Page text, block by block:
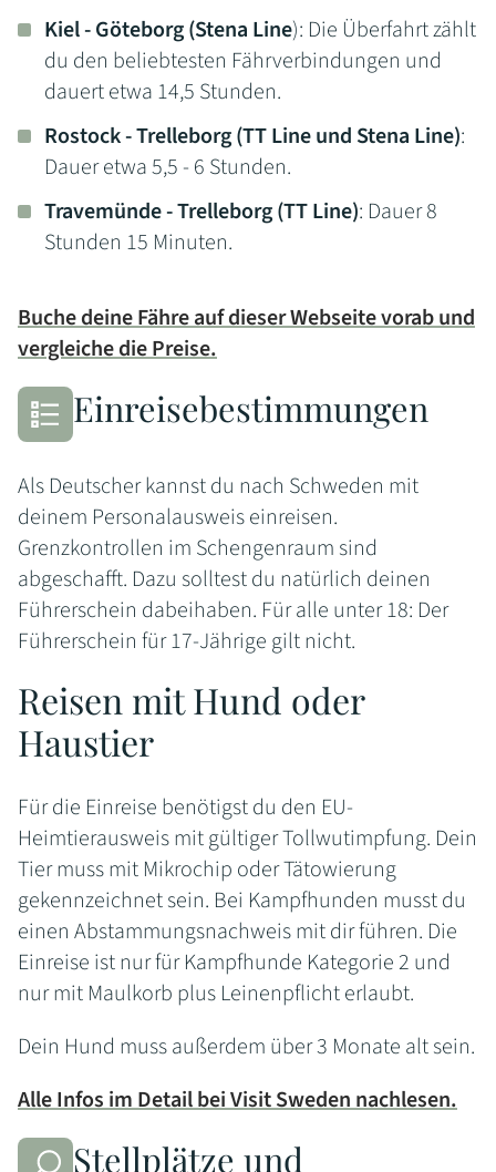
Kiel - Göteborg (Stena Line): Die Überfahrt zählt
du den beliebtesten Fährverbindungen und
dauert etwa 14,5 Stunden.
Rostock - Trelleborg (TT Line und Stena Line):
Dauer etwa 5,5 - 6 Stunden.
Travemünde - Trelleborg (TT Line): Dauer 8
Stunden 15 Minuten.
Buche deine Fähre auf dieser Webseite vorab und
vergleiche die Preise.
Einreisebestimmungen
Als Deutscher kannst du nach Schweden mit
deinem Personalausweis einreisen.
Grenzkontrollen im Schengenraum sind
abgeschafft. Dazu solltest du natürlich deinen
Führerschein dabeihaben. Für alle unter 18: Der
Führerschein für 17-Jährige gilt nicht.
Reisen mit Hund oder
Haustier
Für die Einreise benötigst du den EU-
Heimtierausweis mit gültiger Tollwutimpfung. Dein
Tier muss mit Mikrochip oder Tätowierung
gekennzeichnet sein. Bei Kampfhunden musst du
einen Abstammungsnachweis mit dir führen. Die
Einreise ist nur für Kampfhunde Kategorie 2 und
nur mit Maulkorb plus Leinenpflicht erlaubt.
Dein Hund muss außerdem über 3 Monate alt sein.
Alle Infos im Detail bei Visit Sweden nachlesen.
Stellplätze und